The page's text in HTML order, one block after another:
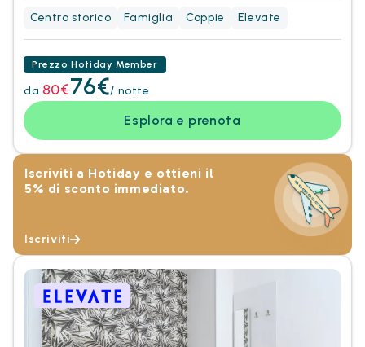
Centro storico Famiglia Coppie Elevate
Prezzo Hotiday Member
da 80€76€/ notte
Esplora e prenota
Iscriviti a Hotiday e ottieni il
5% di sconto immediato.
Iscriviti